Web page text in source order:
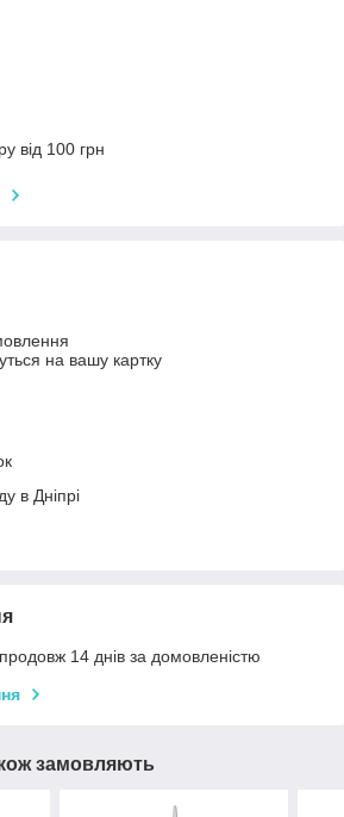
від 100 грн
на вашу картку
в Дніпрі
14 днів за домовленістю
замовляють